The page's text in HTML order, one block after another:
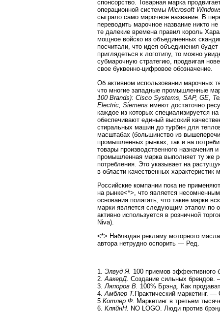
спонсорство. Товарная марка
операционной системы Microsoft
сыграло само марочное название. В
переводить марочное название никто
те далекие времена правил король
мощное войско из объединенных
посчитали, что идея объединения
приглядеться к логотипу, то можно
субмарочную стратегию, продвигая
свое буквенно-цифровое обозначение.
Об активном использовании марочных
что многие западные промышленные
100 Brands): Cisco Systems, SAP, GE,
Electric, Siemens имеют достаточно
каждое из которых специализируется
обеспечивают единый высокий
стиральных машин до турбин для
масштабах (большинство из
промышленных рынках, так и на
товары производственного назначения
промышленная марка выполняет ту же
потребления. Это указывает на
в области качественных
Российские компании пока не
на рынке<*>, что является
основания полагать, что такие марки
марки является следующим этапом по
активно используется в розничной
Niva).
<*> Наблюдая рекламу моторного
автора нетрудно оспорить — Ред.
1. Элвуд Я. 100 приемов эффективного
2.АакерД. Создание сильных брендов.
3.Ляпоров В. 100% Брэнд. Как
4.Амблер Т. Практический маркетинг.
5 Котлер Ф. Маркетинг в третьем
6. КляйнН. NO LOGO. Люди против